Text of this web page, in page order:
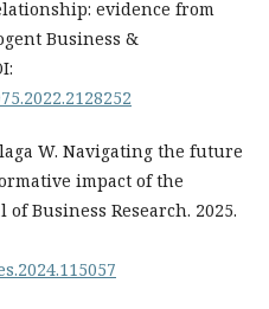
evidence from
Business &
W. Navigating the future
impact of the
Business Research. 2025.